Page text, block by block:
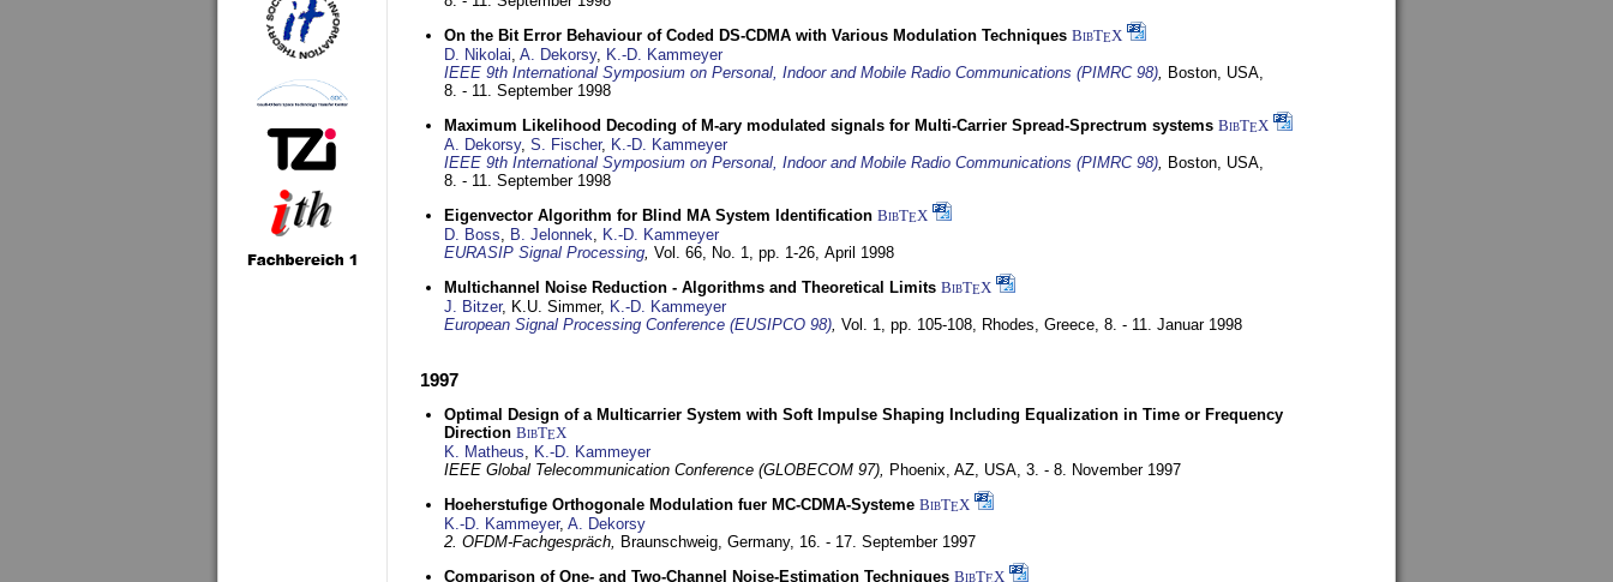
On the Bit Error Behaviour of Coded DS-CDMA with Various Modulation Techniques BibTEX
D. Nikolai, A. Dekorsy, K.-D. Kammeyer
IEEE 9th International Symposium on Personal, Indoor and Mobile Radio Communications (PIMRC 98), Boston, USA,
8. - 11. September 1998
Maximum Likelihood Decoding of M-ary modulated signals for Multi-Carrier Spread-Sprectrum systems BibTEX
A. Dekorsy, S. Fischer, K.-D. Kammeyer
IEEE 9th International Symposium on Personal, Indoor and Mobile Radio Communications (PIMRC 98), Boston, USA,
8. - 11. September 1998
Eigenvector Algorithm for Blind MA System Identification BibTEX
D. Boss, B. Jelonnek, K.-D. Kammeyer
EURASIP Signal Processing, Vol. 66, No. 1, pp. 1-26, April 1998
Multichannel Noise Reduction - Algorithms and Theoretical Limits BibTEX
J. Bitzer, K.U. Simmer, K.-D. Kammeyer
European Signal Processing Conference (EUSIPCO 98), Vol. 1, pp. 105-108, Rhodes, Greece, 8. - 11. Januar 1998
1997
Optimal Design of a Multicarrier System with Soft Impulse Shaping Including Equalization in Time or Frequency
Direction BibTEX
K. Matheus, K.-D. Kammeyer
IEEE Global Telecommunication Conference (GLOBECOM 97), Phoenix, AZ, USA, 3. - 8. November 1997
Hoeherstufige Orthogonale Modulation fuer MC-CDMA-Systeme BibTEX
K.-D. Kammeyer, A. Dekorsy
2. OFDM-Fachgespräch, Braunschweig, Germany, 16. - 17. September 1997
Comparison of One- and Two-Channel Noise-Estimation Techniques BibTEX